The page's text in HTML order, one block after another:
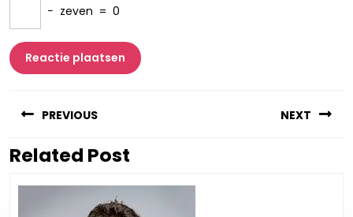
− zeven = 0
PREVIOUS
Vorig
NEXT
Related Post